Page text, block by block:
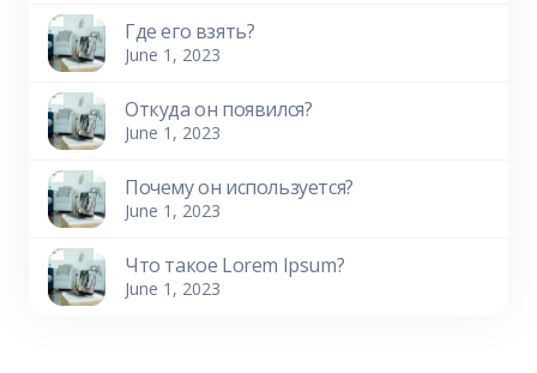
Где его взять?
June 1, 2023
Откуда он появился?
June 1, 2023
Почему он используется?
June 1, 2023
Что такое Lorem Ipsum?
June 1, 2023